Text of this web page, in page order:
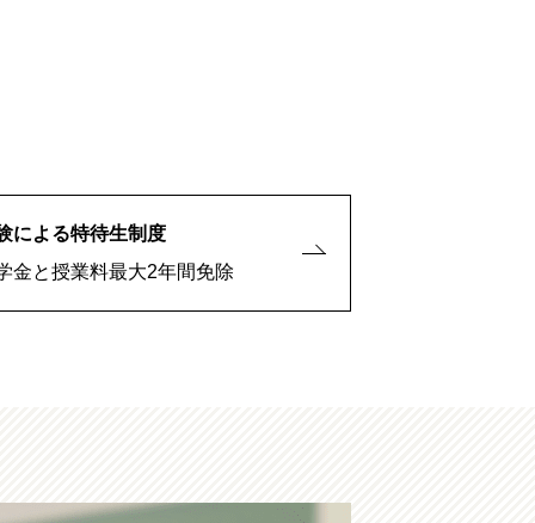
による特待生制度
金と授業料最大2年間免除